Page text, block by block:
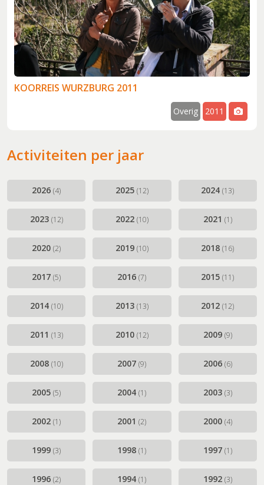
KOORREIS WURZBURG 2011
Overig 2011
Activiteiten per jaar
2026(4) 2025 (12) 2024(13)
2023 (12) 2022 (10) 2021 (1)
2020(2) 2019 (10) 2018(16)
2017(5) 2016(7) 2015(11)
2014 (10) 2013 (13) 2012(12)
2011 (13) 2010 (12) 2009 (9)
2008 (10) 2007(9) 2006 (6)
2005(5) 2004(1) 2003 (3)
2002(1) 2001(2) 2000 (4)
1999(3) 1998(1) 1997 (1)
1996(2) 1994(1) 1992 (3)